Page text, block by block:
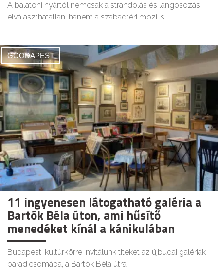
A balatoni nyártól nemcsak a strandolás és lángosozás
elválaszthatatlan, hanem a szabadtéri mozi is.
GOODAPEST
11 ingyenesen látogatható galéria a
Bartók Béla úton, ami hűsítő
menedéket kínál a kánikulában
Budapesti kultúrkörre invitálunk titeket az újbudai galériák
paradicsomába, a Bartók Béla útra.